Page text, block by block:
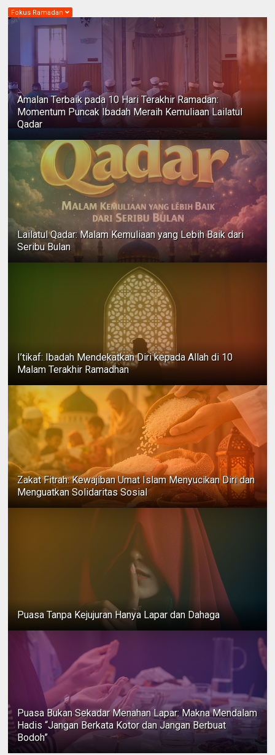
Fokus Ramadan
Amalan Terbaik pada 10 Hari Terakhir Ramadan:
Momentum Puncak Ibadah Meraih Kemuliaan Lailatul
Qadar
Lailatul Qadar: Malam Kemuliaan yang Lebih Baik dari
Seribu Bulan
I’tikaf: Ibadah Mendekatkan Diri kepada Allah di 10
Malam Terakhir Ramadhan
Zakat Fitrah: Kewajiban Umat Islam Menyucikan Diri dan
Menguatkan Solidaritas Sosial
Puasa Tanpa Kejujuran Hanya Lapar dan Dahaga
Puasa Bukan Sekadar Menahan Lapar: Makna Mendalam
Hadis “Jangan Berkata Kotor dan Jangan Berbuat
Bodoh”